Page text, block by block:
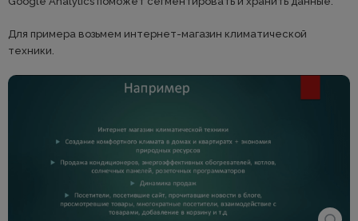
Для примера возьмем интернет-магазин климатической
техники.